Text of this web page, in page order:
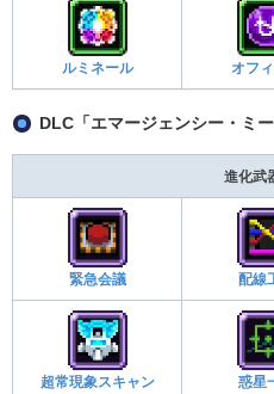
ルミネール オフ
DLC「エマージェンシー・ミー
進化武
緊急会議 配線
超常現象スキャン 惑星